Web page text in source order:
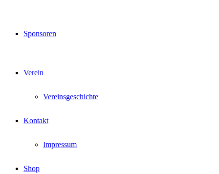
Sponsoren
Verein
Vereinsgeschichte
Kontakt
Impressum
Shop